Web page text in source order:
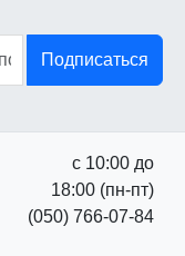
Подписаться
с 10:00 до
18:00 (пн-пт)
(050) 766-07-84